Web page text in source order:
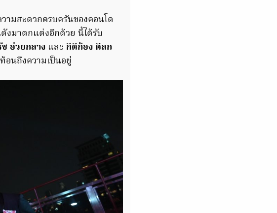
ามสะดวกครบครันของคอนโด
งมาตกแต่งอีกด้วย นี้ได้รับ
อ่วยกลาง และ กิติก้อง ติลก
นถึงความเป็นอยู่